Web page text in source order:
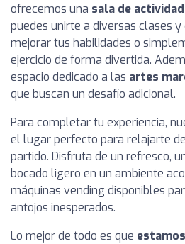
ofrecemos una sala de
puedes unirte a diversas clases
mejorar tus habilidades o
ejercicio de forma divertida.
espacio dedicado a las artes
que buscan un desafío adicional.
Para completar tu experiencia,
el lugar perfecto para relajarte
partido. Disfruta de un refresco,
bocado ligero en un ambiente
máquinas vending disponibles
antojos inesperados.
Lo mejor de todo es que